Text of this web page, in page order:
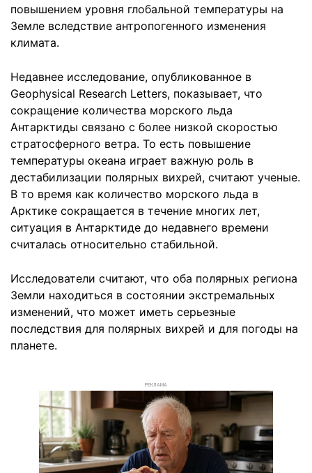
повышением уровня глобальной температуры на
Земле вследствие антропогенного изменения
климата.
Недавнее исследование, опубликованное в
Geophysical Research Letters, показывает, что
сокращение количества морского льда
Антарктиды связано с более низкой скоростью
стратосферного ветра. То есть повышение
температуры океана играет важную роль в
дестабилизации полярных вихрей, считают ученые.
В то время как количество морского льда в
Арктике сокращается в течение многих лет,
ситуация в Антарктиде до недавнего времени
считалась относительно стабильной.
Исследователи считают, что оба полярных региона
Земли находиться в состоянии экстремальных
изменений, что может иметь серьезные
последствия для полярных вихрей и для погоды на
планете.
РЕКЛАМА